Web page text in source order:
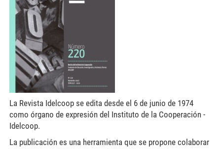
La Revista Idelcoop se edita desde el 6 de junio de 1974
como órgano de expresión del Instituto de la Cooperación -
Idelcoop.
La publicación es una herramienta que se propone colaborar